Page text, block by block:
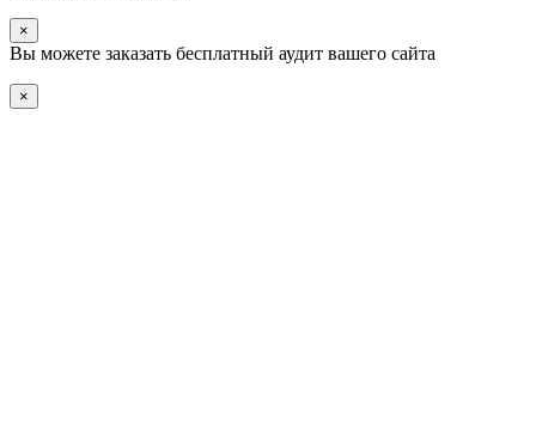
×
Вы можете заказать бесплатный аудит вашего сайта
×